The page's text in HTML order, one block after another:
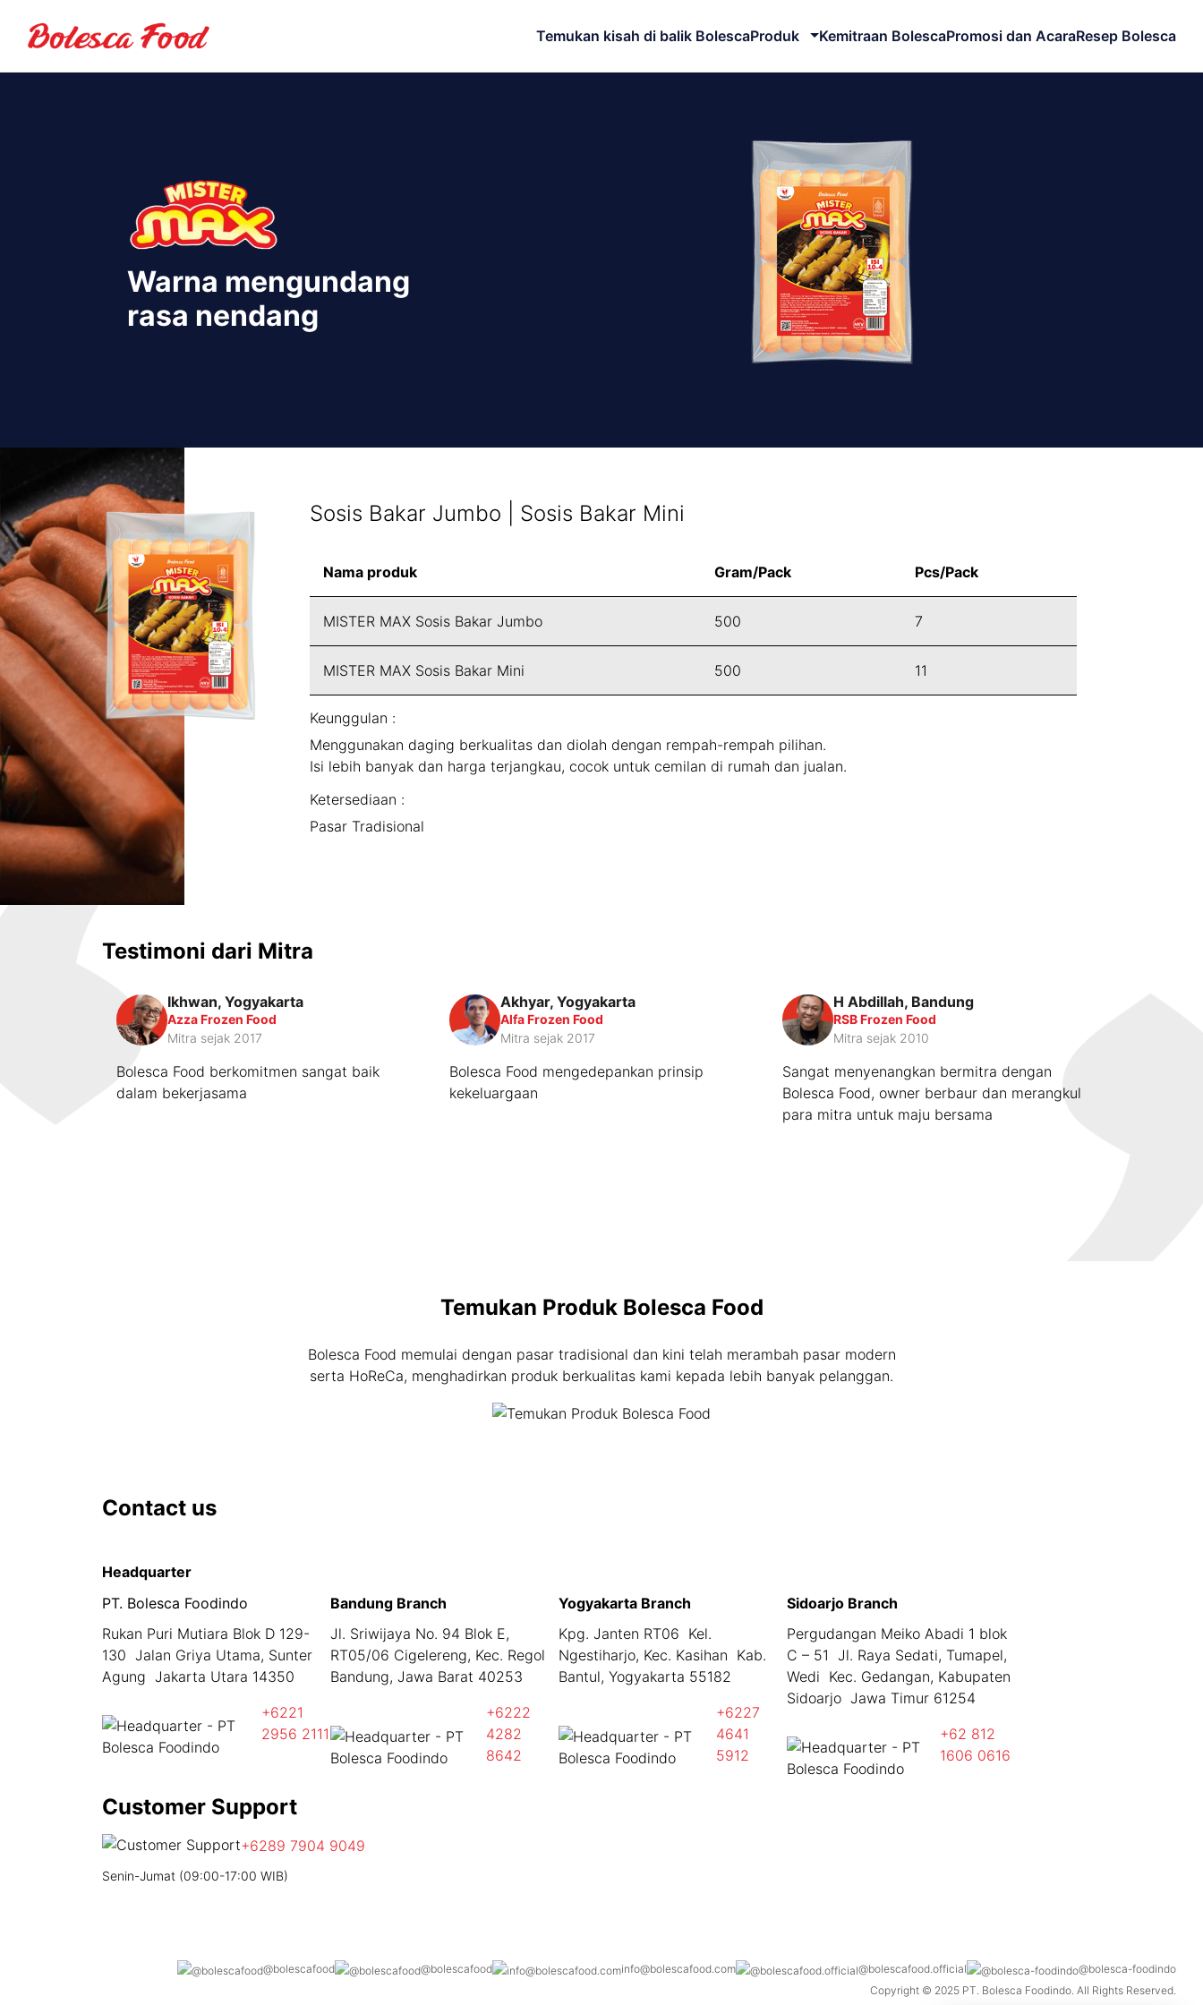
Temukan kisah di balik BolescaProduk Kemitraan BolescaPromosi dan AcaraResep Bolesca
Warna mengundang
rasa nendang
Sosis Bakar Jumbo | Sosis Bakar Mini
Nama produk Gram/Pack Pcs/Pack
MISTER MAX Sosis Bakar Jumbo 500 7
MISTER MAX Sosis Bakar Mini 500 11
Keunggulan :
Menggunakan daging berkualitas dan diolah dengan rempah-rempah pilihan.
Isi lebih banyak dan harga terjangkau, cocok untuk cemilan di rumah dan jualan.
Ketersediaan :
Pasar Tradisional
Testimoni dari Mitra
Ikhwan, Yogyakarta
Azza Frozen Food
Mitra sejak 2017
Bolesca Food berkomitmen sangat baik
dalam bekerjasama
Akhyar, Yogyakarta
Alfa Frozen Food
Mitra sejak 2017
Bolesca Food mengedepankan prinsip
kekeluargaan
H Abdillah, Bandung
RSB Frozen Food
Mitra sejak 2010
Sangat menyenangkan bermitra dengan
Bolesca Food, owner berbaur dan merangkul
para mitra untuk maju bersama
Temukan Produk Bolesca Food
Bolesca Food memulai dengan pasar tradisional dan kini telah merambah pasar modern
serta HoReCa, menghadirkan produk berkualitas kami kepada lebih banyak pelanggan.
Contact us
Headquarter
PT. Bolesca Foodindo
Rukan Puri Mutiara Blok D 129-
130 Jalan Griya Utama, Sunter
Agung Jakarta Utara 14350
+6221
2956 2111
Bandung Branch
Jl. Sriwijaya No. 94 Blok E,
RT05/06 Cigelereng, Kec. Regol
Bandung, Jawa Barat 40253
+6222
4282
8642
Yogyakarta Branch
Kpg. Janten RT06 Kel.
Ngestiharjo, Kec. Kasihan Kab.
Bantul, Yogyakarta 55182
+6227
4641
5912
Sidoarjo Branch
Pergudangan Meiko Abadi 1 blok
C – 51 Jl. Raya Sedati, Tumapel,
Wedi Kec. Gedangan, Kabupaten
Sidoarjo Jawa Timur 61254
+62 812
1606 0616
Customer Support
+6289 7904 9049
Senin-Jumat (09:00-17:00 WIB)
@bolescafood @bolescafood info@bolescafood.com @bolescafood.official
@bolesca-foodindo
Copyright © 2025 PT. Bolesca Foodindo. All Rights Reserved.